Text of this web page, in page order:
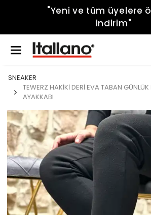
"Yeni ve tüm üyelere
indirim"
SNEAKER
TEWERZ HAKİKİ DERİ EVA TABAN GÜNLÜK
AYAKKABI